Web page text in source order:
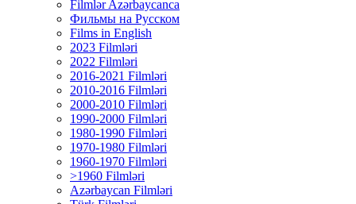
Filmlər Azərbaycanca
Фильмы на Русском
Films in English
2023 Filmləri
2022 Filmləri
2016-2021 Filmləri
2010-2016 Filmləri
2000-2010 Filmləri
1990-2000 Filmləri
1980-1990 Filmləri
1970-1980 Filmləri
1960-1970 Filmləri
>1960 Filmləri
Azərbaycan Filmləri